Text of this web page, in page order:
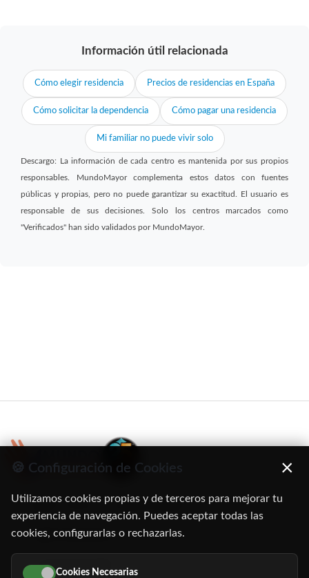
Información útil relacionada
Cómo elegir residencia Precios de residencias en España
Cómo solicitar la dependencia Cómo pagar una residencia
Mi familiar no puede vivir solo
Descargo: La información de cada centro es mantenida por sus propios
responsables. MundoMayor complementa estos datos con fuentes
públicas y propias, pero no puede garantizar su exactitud. El usuario es
responsable de sus decisiones. Solo los centros marcados como
"Verificados" han sido validados por MundoMayor.
C/ Oruro, 11. 28016 Madrid
91 345 06 26
616 113 103
🍪 Configuración de Cookies ×
Utilizamos cookies propias y de terceros para mejorar tu
experiencia de navegación. Puedes aceptar todas las
cookies, configurarlas o rechazarlas.
Cookies Necesarias